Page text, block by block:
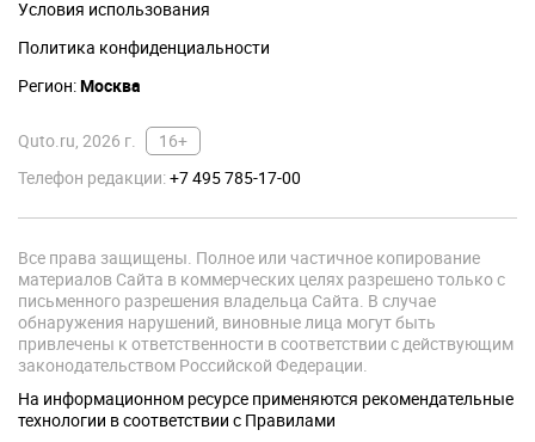
Условия использования
Политика конфиденциальности
Регион:Москва
Quto.ru, 2026 г.
16+
Телефон редакции:+7 495 785-17-00
Все права защищены. Полное или частичное копирование
материалов Сайта в коммерческих целях разрешено только с
письменного разрешения владельца Сайта. В случае
обнаружения нарушений, виновные лица могут быть
привлечены к ответственности в соответствии с действующим
законодательством Российской Федерации.
На информационном ресурсе применяются рекомендательные
технологии в соответствии с Правилами